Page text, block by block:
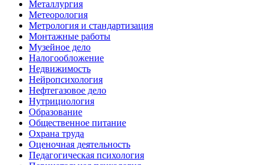
Металлургия
Метеорология
Метрология и стандартизация
Монтажные работы
Музейное дело
Налогообложение
Недвижимость
Нейропсихология
Нефтегазовое дело
Нутрициология
Образование
Общественное питание
Охрана труда
Оценочная деятельность
Педагогическая психология